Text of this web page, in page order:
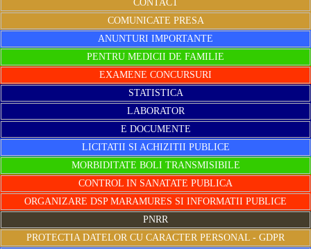
CONTACT
COMUNICATE PRESA
ANUNTURI IMPORTANTE
PENTRU MEDICII DE FAMILIE
EXAMENE CONCURSURI
STATISTICA
LABORATOR
E DOCUMENTE
LICITATII SI ACHIZITII PUBLICE
MORBIDITATE BOLI TRANSMISIBILE
CONTROL IN SANATATE PUBLICA
ORGANIZARE DSP MARAMURES SI INFORMATII PUBLICE
PNRR
PROTECTIA DATELOR CU CARACTER PERSONAL - GDPR